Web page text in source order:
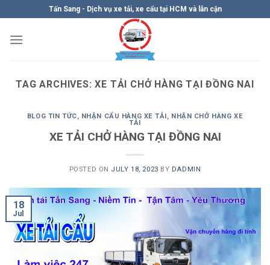
content
Tấn Sang - Dịch vụ xe tải, xe cẩu tại HCM và lân cận
TAG ARCHIVES:XE TẢI CHỞ HÀNG TẠI ĐỒNG NAI
BLOG TIN TỨC, NHẬN CẨU HÀNG XE TẢI, NHẬN CHỞ HÀNG XE
TẢI
XE TẢI CHỞ HÀNG TẠI ĐỒNG NAI
POSTED ON JULY 18, 2023 BY DADMIN
18
Jul